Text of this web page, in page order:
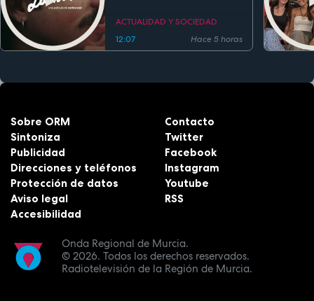
estreno
ACTUALIDAD Y SOCIEDAD
12:07
Hace 5 horas
Onda Regional de Murcia.
© 2026. Todos los derechos reservados.
Radiotelevisión de la Región de Murcia.
Sobre ORM
Sintoniza
Publicidad
Direcciones y teléfonos
Protección de datos
Aviso legal
Accesibilidad
Contacto
Twitter
Facebook
Instagram
Youtube
RSS